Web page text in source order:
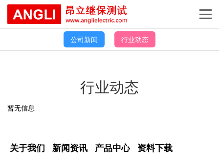
公司新闻 行业动态
行业动态
暂无信息
关于我们 新闻资讯 产品中心 资料下载